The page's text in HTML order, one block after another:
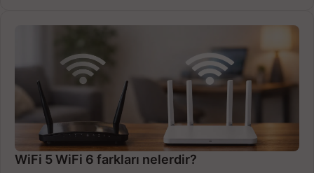
WiFi 5 WiFi 6 farkları nelerdir?